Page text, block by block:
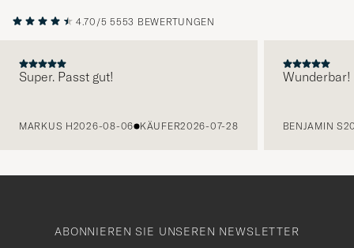
4.70/5 5553 BEWERTUNGEN
Super. Passt gut!
MARKUS H2026-08-06 KÄUFER2026-07-28
Wunderbar!
BENJAMIN S
ABONNIEREN SIE UNSEREN NEWSLETTER